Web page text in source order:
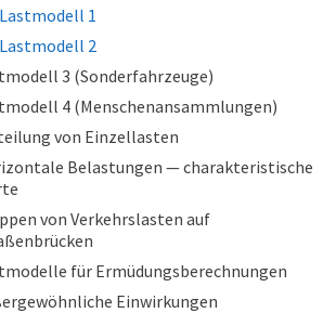
Lastmodell 1
Lastmodell 2
3 (Sonderfahrzeuge)
4 (Menschenansammlungen)
von Einzellasten
Belastungen — charakteristische
von Verkehrslasten auf
für Ermüdungsberechnungen
Einwirkungen